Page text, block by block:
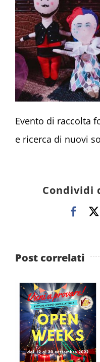
Evento di raccolta
e ricerca di nuovi
Condividi
Post correlati